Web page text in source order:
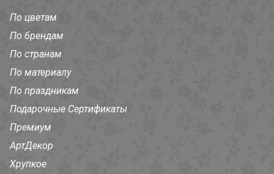
По цветам
По брендам
По странам
По материалу
По праздникам
Подарочные Сертификаты
Премиум
АртДекор
Хрупкое